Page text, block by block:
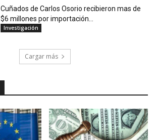
Cuñados de Carlos Osorio recibieron mas de
$6 millones por importación...
Investigación
Cargar más